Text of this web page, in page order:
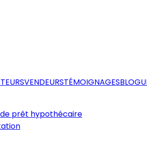
VENDEURSTÉMOIGNAGES
prêt hypothécaire